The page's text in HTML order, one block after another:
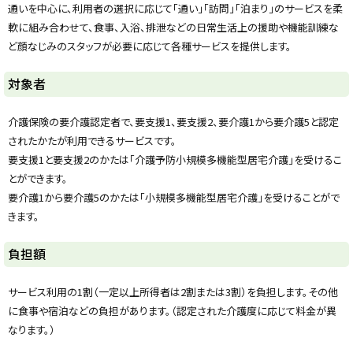
a
g
a
w
i
t
y
通いを中心に、利用者の選択に応じて「通い」「訪問」「泊まり」のサービスを柔
軟に組み合わせて、食事、入浴、排泄などの日常生活上の援助や機能訓練な
ど顔なじみのスタッフが必要に応じて各種サービスを提供します。
対象者
介護保険の要介護認定者で、要支援1、要支援2、要介護1から要介護5と認定
されたかたが利用できるサービスです。
要支援1と要支援2のかたは「介護予防小規模多機能型居宅介護」を受けるこ
とができます。
要介護1から要介護5のかたは「小規模多機能型居宅介護」を受けることがで
きます。
ト
ッ
プ
に
戻
負担額
サービス利用の1割（一定以上所得者は2割または3割）を負担します。その他
に食事や宿泊などの負担があります。（認定された介護度に応じて料金が異
なります。）